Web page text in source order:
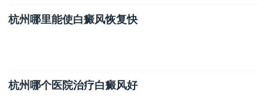
杭州哪里能使白癜风恢复快
杭州哪个医院治疗白癜风好